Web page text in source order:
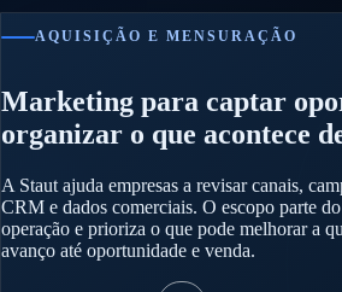
AQUISIÇÃO E MENSURAÇÃO
Marketing para captar
organizar o que acontece
A Staut ajuda empresas a revisar canais,
CRM e dados comerciais. O escopo parte
operação e prioriza o que pode melhorar a
avanço até oportunidade e venda.